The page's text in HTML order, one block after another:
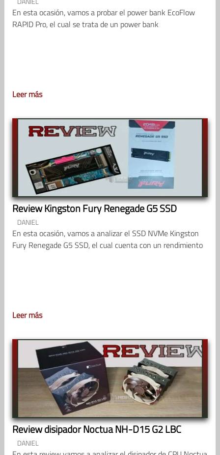
En esta ocasión, vamos a probar el power bank EcoFlow
RAPID Pro, el cual se trata de un power bank
Leer más
Review Kingston Fury Renegade G5 SSD
DANIEL
En esta ocasión, vamos a analizar el SSD NVMe Kingston
Fury Renegade G5 SSD, el cual cuenta con un rendimiento
Leer más
Review disipador Noctua NH-D15 G2 LBC
DANIEL